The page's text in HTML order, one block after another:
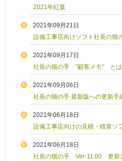
2021年紅葉
2021年09月21日
設備工事店向けソフト社長の猫
2021年09月17日
社長の猫の手 ”顧客メモ” とは
2021年09月06日
社長の猫の手 最新版への更新手
2021年06月18日
設備工事店向けの見積・積算
2021年06月18日
社長の猫の手 Ver-11.00 更新